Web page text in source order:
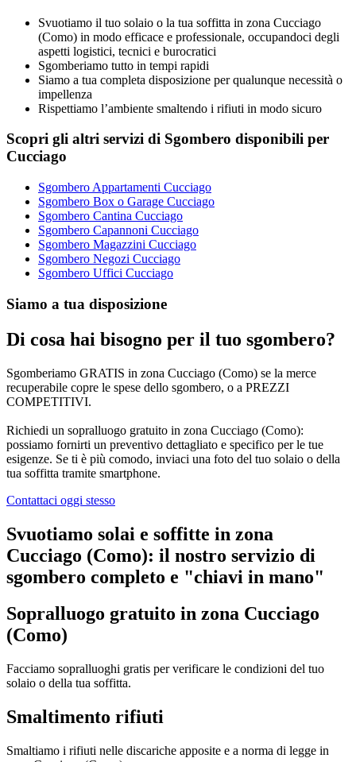
Svuotiamo il tuo solaio o la tua soffitta in zona Cucciago
(Como) in modo efficace e professionale, occupandoci degli
aspetti logistici, tecnici e burocratici
Sgomberiamo tutto in tempi rapidi
Siamo a tua completa disposizione per qualunque necessità o
impellenza
Rispettiamo l’ambiente smaltendo i rifiuti in modo sicuro
Scopri gli altri servizi di Sgombero disponibili per
Cucciago
Sgombero Appartamenti Cucciago
Sgombero Box o Garage Cucciago
Sgombero Cantina Cucciago
Sgombero Capannoni Cucciago
Sgombero Magazzini Cucciago
Sgombero Negozi Cucciago
Sgombero Uffici Cucciago
Siamo a tua disposizione
Di cosa hai bisogno per il tuo sgombero?
Sgomberiamo GRATIS in zona Cucciago (Como) se la merce
recuperabile copre le spese dello sgombero, o a PREZZI
COMPETITIVI.
Richiedi un sopralluogo gratuito in zona Cucciago (Como):
possiamo fornirti un preventivo dettagliato e specifico per le tue
esigenze. Se ti è più comodo, inviaci una foto del tuo solaio o della
tua soffitta tramite smartphone.
Contattaci oggi stesso
Svuotiamo solai e soffitte in zona
Cucciago (Como): il nostro servizio di
sgombero completo e "chiavi in mano"
Sopralluogo gratuito in zona Cucciago
(Como)
Facciamo sopralluoghi gratis per verificare le condizioni del tuo
solaio o della tua soffitta.
Smaltimento rifiuti
Smaltiamo i rifiuti nelle discariche apposite e a norma di legge in